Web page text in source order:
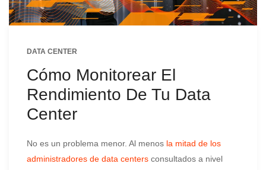
DATA CENTER
Cómo Monitorear El
Rendimiento De Tu Data
Center
No es un problema menor. Al menos la mitad de los
administradores de data centers consultados a nivel